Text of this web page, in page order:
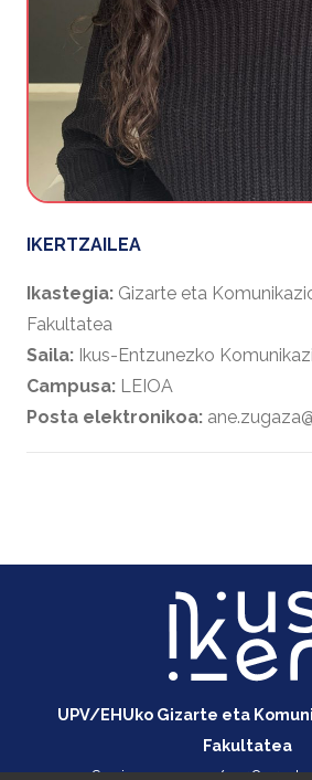
IKERTZAILEA
Ikastegia: Gizarte eta
Fakultatea
Saila: Ikus-Entzunezko
Campusa: LEIOA
Posta elektronikoa:
UPV/EHUko Gizarte eta
Fakultatea
Sarriena auzoa z/g, 48940